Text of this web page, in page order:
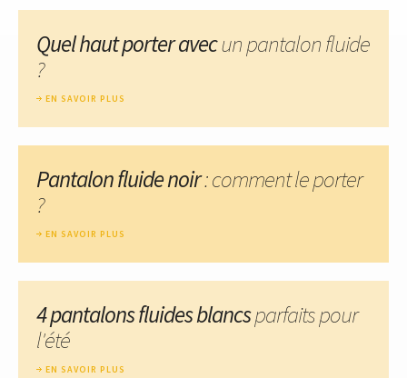
Quel haut porter avecun pantalon fluide
?
EN SAVOIR PLUS
Pantalon fluide noir: comment le porter
?
EN SAVOIR PLUS
4 pantalons fluides blancsparfaits pour
l'été
EN SAVOIR PLUS